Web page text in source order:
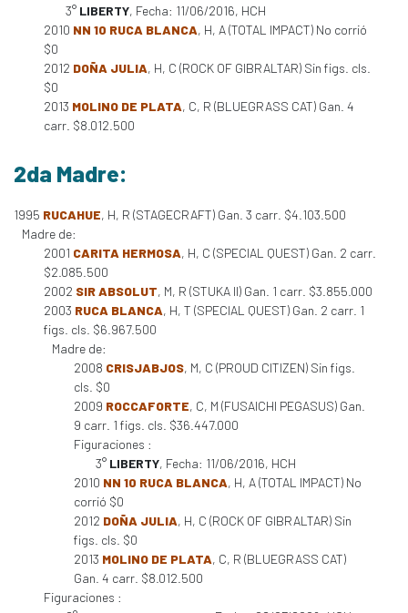
3° LIBERTY, Fecha: 11/06/2016, HCH
2010 NN 10 RUCA BLANCA, H, A (TOTAL IMPACT) No corrió
$0
2012 DOÑA JULIA, H, C (ROCK OF GIBRALTAR) Sin figs. cls.
$0
2013 MOLINO DE PLATA, C, R (BLUEGRASS CAT) Gan. 4
carr. $8.012.500
2da Madre:
1995 RUCAHUE, H, R (STAGECRAFT) Gan. 3 carr. $4.103.500
Madre de:
2001 CARITA HERMOSA, H, C (SPECIAL QUEST) Gan. 2 carr.
$2.085.500
2002 SIR ABSOLUT, M, R (STUKA II) Gan. 1 carr. $3.855.000
2003 RUCA BLANCA, H, T (SPECIAL QUEST) Gan. 2 carr. 1
figs. cls. $6.967.500
Madre de:
2008 CRISJABJOS, M, C (PROUD CITIZEN) Sin figs.
cls. $0
2009 ROCCAFORTE, C, M (FUSAICHI PEGASUS) Gan.
9 carr. 1 figs. cls. $36.447.000
Figuraciones :
3° LIBERTY, Fecha: 11/06/2016, HCH
2010 NN 10 RUCA BLANCA, H, A (TOTAL IMPACT) No
corrió $0
2012 DOÑA JULIA, H, C (ROCK OF GIBRALTAR) Sin
figs. cls. $0
2013 MOLINO DE PLATA, C, R (BLUEGRASS CAT)
Gan. 4 carr. $8.012.500
Figuraciones :